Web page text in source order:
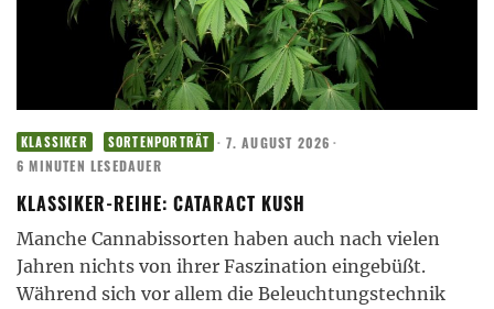
KLASSIKER SORTENPORTRÄT · 7. AUGUST 2026 ·
6 MINUTEN LESEDAUER
KLASSIKER-REIHE: CATARACT KUSH
Manche Cannabissorten haben auch nach vielen
Jahren nichts von ihrer Faszination eingebüßt.
Während sich vor allem die Beleuchtungstechnik